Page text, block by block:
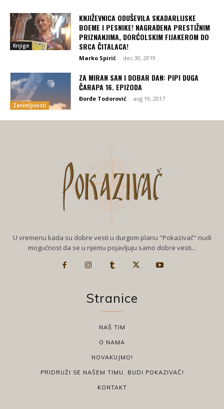
Knjige
KNJIŽEVNICA ODUŠEVILA SKADARLIJSKE
BOEME I PESNIKE! NAGRAĐENA PRESTIŽNIM
PRIZNANJIMA, DORĆOLSKIM FIJAKEROM DO
SRCA ČITALACA!
Marko Spirić - dec 30, 2019
Zanimljivosti
ZA MIRAN SAN I DOBAR DAN: PIPI DUGA
ČARAPA 16. EPIZODA
Đorđe Todorović - avg 19, 2017
U vremenu kada su dobre vesti u durgom planu "Pokazivač" nudi
mogućnost da se u njemu pojavljuju samo dobre vesti...
Stranice
NAŠ TIM
O NAMA
NOVAKUJMO!
PRIDRUŽI SE NAŠEM TIMU, BUDI POKAZIVAČ!
KONTAKT